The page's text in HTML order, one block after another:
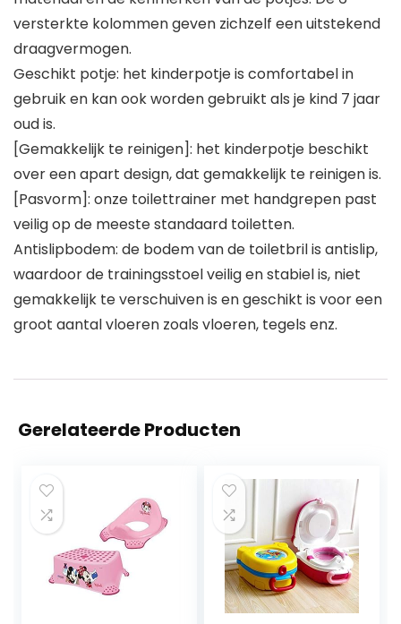
versterkte kolommen geven zichzelf een uitstekend
draagvermogen.
Geschikt potje: het kinderpotje is comfortabel in
gebruik en kan ook worden gebruikt als je kind 7 jaar
oud is.
[Gemakkelijk te reinigen]: het kinderpotje beschikt
over een apart design, dat gemakkelijk te reinigen is.
[Pasvorm]: onze toilettrainer met handgrepen past
veilig op de meeste standaard toiletten.
Antislipbodem: de bodem van de toiletbril is antislip,
waardoor de trainingsstoel veilig en stabiel is, niet
gemakkelijk te verschuiven is en geschikt is voor een
groot aantal vloeren zoals vloeren, tegels enz.
Gerelateerde Producten